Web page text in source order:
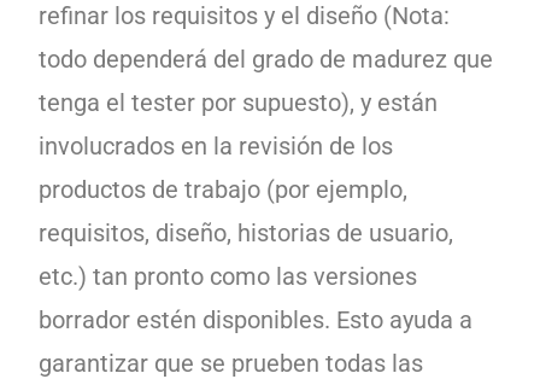
refinar los requisitos y el diseño (Nota:
todo dependerá del grado de madurez que
tenga el tester por supuesto), y están
involucrados en la revisión de los
productos de trabajo (por ejemplo,
requisitos, diseño, historias de usuario,
etc.) tan pronto como las versiones
borrador estén disponibles. Esto ayuda a
garantizar que se prueben todas las